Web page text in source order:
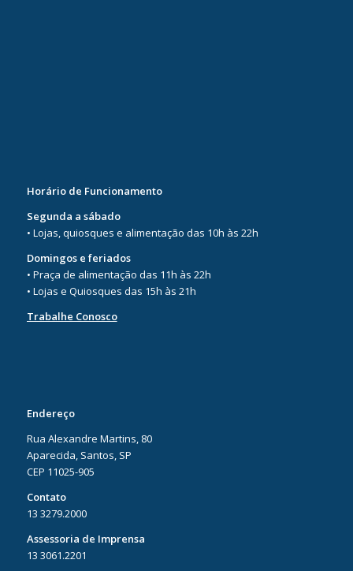
Horário de Funcionamento
Segunda a sábado
• Lojas, quiosques e alimentação das 10h às 22h
Domingos e feriados
• Praça de alimentação das 11h às 22h
• Lojas e Quiosques das 15h às 21h
Trabalhe Conosco
Endereço
Rua Alexandre Martins, 80
Aparecida, Santos, SP
CEP 11025-905
Contato
13 3279.2000
Assessoria de Imprensa
13 3061.2201